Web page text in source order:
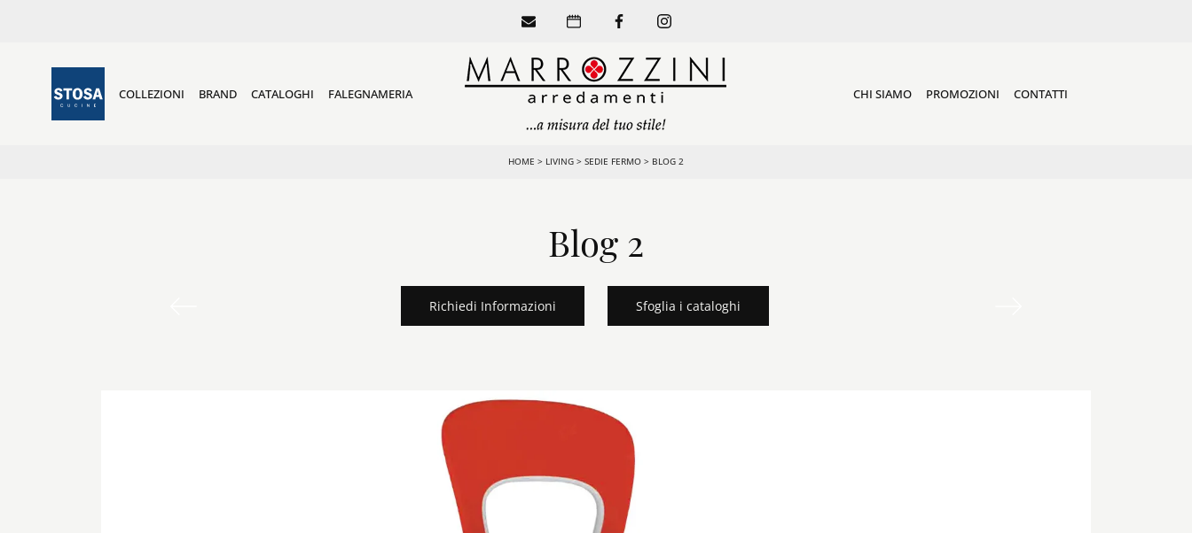
COLLEZIONI BRAND CATALOGHI FALEGNAMERIA CHI SIAMO PROMOZIONI CONTATTI
HOME > LIVING > SEDIE FERMO > BLOG 2
Blog 2
Richiedi Informazioni Sfoglia i cataloghi